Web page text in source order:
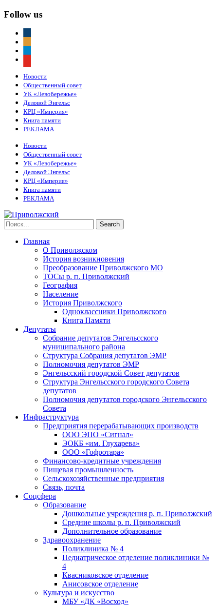
Follow us
Новости
Общественный совет
УК «Левобережье»
Деловой Энгельс
КРЦ «Империя»
Книга памяти
РЕКЛАМА
Новости
Общественный совет
УК «Левобережье»
Деловой Энгельс
КРЦ «Империя»
Книга памяти
РЕКЛАМА
Главная
О Приволжском
История возникновения
Преобразование Приволжского МО
ТОСы р. п. Приволжский
География
Население
История Приволжского
Одноклассники Приволжского
Книга Памяти
Депутаты
Собрание депутатов Энгельсского
муниципального района
Структура Собрания депутатов ЭМР
Полномочия депутатов ЭМР
Энгельсский городской Совет депутатов
Структура Энгельсского городского Совета
депутатов
Полномочия депутатов городского Энгельсского
Совета
Инфраструктура
Предприятия перерабатывающих производств
ООО ЭПО «Сигнал»
ЭОКБ «им. Глухарева»
ООО «Гофротара»
Финансово-кредитные учреждения
Пищевая промышленность
Сельскохозяйственные предприятия
Связь, почта
Соцсфера
Образование
Дошкольные учреждения р. п. Приволжский
Средние школы р. п. Приволжский
Дополнительное образование
Здравоохранение
Поликлиника № 4
Педиатрическое отделение поликлиники №
4
Квасниковское отделение
Анисовское отделение
Культура и искусство
МБУ «ДК «Восход»